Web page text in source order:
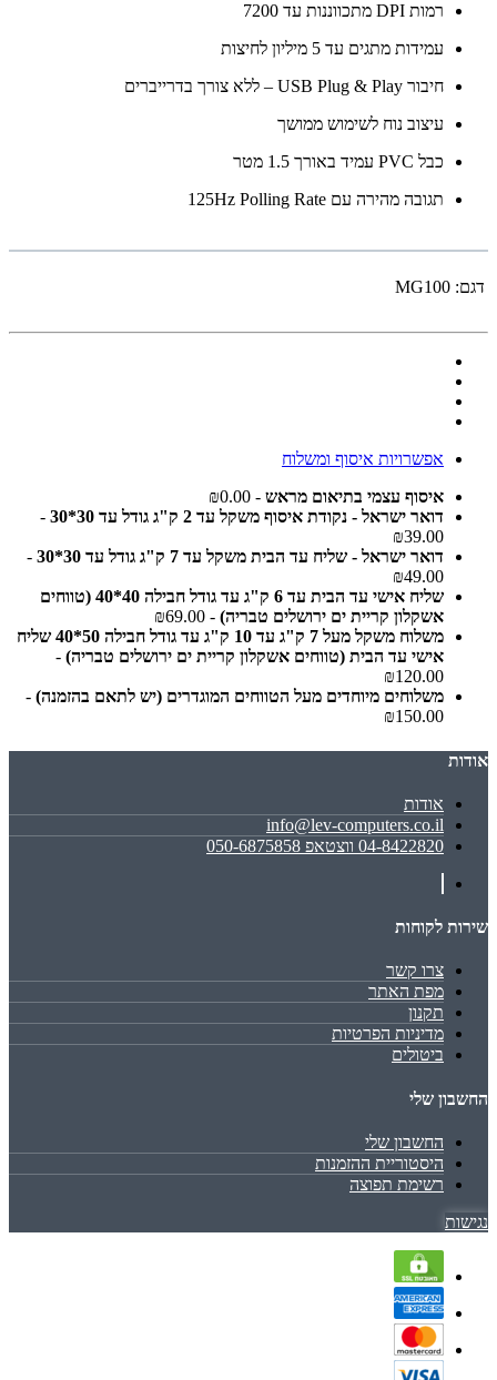
רמות ‎DPI‎ מתכווננות עד ‎7200‎
עמידות מתגים עד ‎5‎ מיליון לחיצות
חיבור ‎USB Plug & Play‎ – ללא צורך בדרייברים
עיצוב נוח לשימוש ממושך
כבל ‎PVC‎ עמיד באורך ‎1.5‎ מטר
תגובה מהירה עם ‎125Hz Polling Rate‎
דגם: MG100
אפשרויות איסוף ומשלוח
איסוף עצמי בתיאום מראש - ₪0.00
דואר ישראל - נקודת איסוף משקל עד 2 ק"ג גודל עד 30*30
-
₪39.00
דואר ישראל - שליח עד הבית משקל עד 7 ק"ג גודל עד 30*30
-
₪49.00
שליח אישי עד הבית עד 6 ק"ג עד גודל חבילה 40*40 (טווחים
אשקלון קריית ים ירושלים טבריה) - ₪69.00
משלוח משקל מעל 7 ק"ג עד 10 ק"ג עד גודל חבילה 50*40 שליח
אישי עד הבית (טווחים אשקלון קריית ים ירושלים טבריה) -
₪120.00
משלוחים מיוחדים מעל הטווחים המוגדרים (יש לתאם בהזמנה) -
₪150.00
אודות
אודות
info@lev-computers.co.il
04-8422820 ווצטאפ 050-6875858
שירות לקוחות
צרו קשר
מפת האתר
תקנון
מדיניות הפרטיות
ביטולים
החשבון שלי
החשבון שלי
היסטוריית ההזמנות
רשימת תפוצה
נגישות